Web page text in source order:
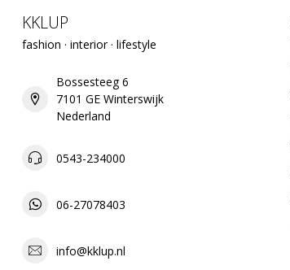
KKLUP
fashion · interior · lifestyle
Bossesteeg 6
7101 GE Winterswijk
Nederland
0543-234000
06-27078403
info@kklup.nl